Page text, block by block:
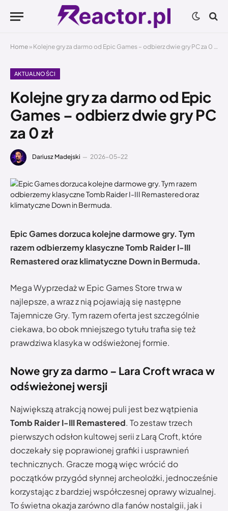
Home » Kolejne gry za darmo od Epic Games – odbierz dwie gry PC za 0 zł
AKTUALNOŚCI
Kolejne gry za darmo od Epic
Games – odbierz dwie gry PC
za 0 zł
Dariusz Madejski 2026-05-22
Epic Games dorzuca kolejne darmowe gry. Tym
razem odbierzemy klasyczne Tomb Raider I-III
Remastered oraz klimatyczne Down in Bermuda.
Mega Wyprzedaż w Epic Games Store trwa w
najlepsze, a wraz z nią pojawiają się następne
Tajemnicze Gry. Tym razem oferta jest szczególnie
ciekawa, bo obok mniejszego tytułu trafia się też
prawdziwa klasyka w odświeżonej formie.
Nowe gry za darmo – Lara Croft wraca w
odświeżonej wersji
Największą atrakcją nowej puli jest bez wątpienia
Tomb Raider I-III Remastered. To zestaw trzech
pierwszych odsłon kultowej serii z Larą Croft, które
doczekały się poprawionej grafiki i usprawnień
technicznych. Gracze mogą więc wrócić do
początków przygód słynnej archeolożki, jednocześnie
korzystając z bardziej współczesnej oprawy wizualnej.
To świetna okazja zarówno dla fanów nostalgii, jak i